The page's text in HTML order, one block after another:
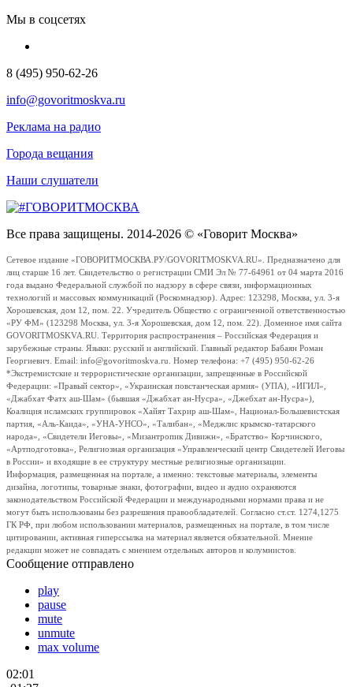
Мы в соцсетях
8 (495) 950-62-26
info@govoritmoskva.ru
Реклама на радио
Города вещания
Наши слушатели
Все права защищены. 2014-2026 © «Говорит Москва»
Сетевое издание «ГОВОРИТМОСКВА.РУ/GOVORITMOSKVA.RU». Предназначено для
лиц старше 16 лет. Свидетельство о регистрации СМИ Эл № 77-64961 от 04 марта 2016
года выдано Федеральной службой по надзору в сфере связи, информационных
технологий и массовых коммуникаций (Роскомнадзор). Адрес: 123298, Москва, ул. 3-я
Хорошевская, дом 12, пом. 22. Учредитель Общество с ограниченной ответственностью
«РУ ФМ» (123298 Москва, ул. 3-я Хорошевская, дом 12, пом. 22). Доменное имя сайта
GOVORITMOSKVA.RU. Территория распространения – Российская Федерация и
зарубежные страны. Языки: русский и английский. Главный редактор Бабаян Роман
Георгиевич. Email: info@govoritmoskva.ru. Номер телефона: +7 (495) 950-62-26
*Экстремистские и террористические организации, запрещенные в Российской
Федерации: «Правый сектор», «Украинская повстанческая армия» (УПА), «ИГИЛ»,
«Джабхат Фатх аш-Шам» (бывшая «Джабхат ан-Нусра», «Джебхат ан-Нусра»),
Коалиция исламских группировок «Хайят Тахрир аш-Шам», Национал-Большевистская
партия, «Аль-Каида», «УНА-УНСО», «Талибан», «Меджлис крымско-татарского
народа», «Свидетели Иеговы», «Мизантропик Дивижн», «Братство» Корчинского,
«Артподготовка», Религиозная организация «Управленческий центр Свидетелей Иеговы
в России» и входящие в ее структуру местные религиозные организации.
Информация, размещенная на портале, а именно: текстовые материалы, элементы
дизайна, логотипы, товарные знаки, фотографии, видео и аудио охраняются
законодательством Российской Федерации и международными нормами права и не
могут быть использованы без разрешения правообладателей. Согласно ст.ст. 1274,1275
ГК РФ, при любом использовании материалов, размещенных на портале, в том числе
цитировании, активная гиперссылка на материал является обязательной. Мнение
редакции может не совпадать с мнением отдельных авторов и колумнистов.
Сообщение отправлено
play
pause
mute
unmute
max volume
02:01